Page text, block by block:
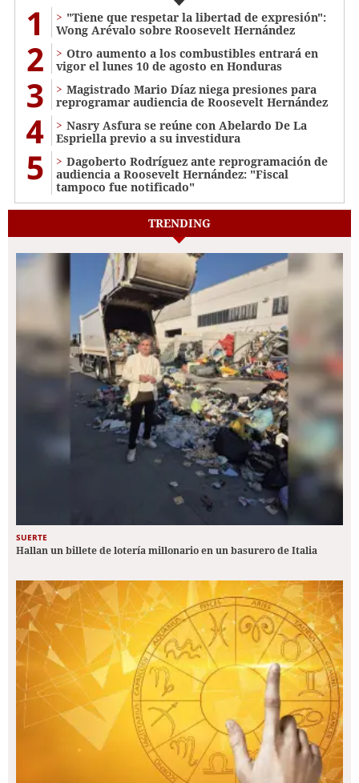
1
"Tiene que respetar la libertad de expresión":
Wong Arévalo sobre Roosevelt Hernández
2
Otro aumento a los combustibles entrará en
vigor el lunes 10 de agosto en Honduras
3
Magistrado Mario Díaz niega presiones para
reprogramar audiencia de Roosevelt Hernández
4
Nasry Asfura se reúne con Abelardo De La
Espriella previo a su investidura
5
Dagoberto Rodríguez ante reprogramación de
audiencia a Roosevelt Hernández: "Fiscal
tampoco fue notificado"
TRENDING
SUERTE
Hallan un billete de lotería millonario en un basurero de Italia